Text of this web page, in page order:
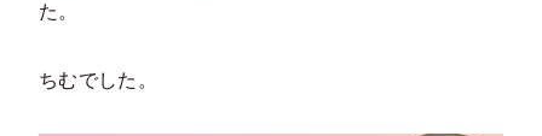
た。
ちむでした。